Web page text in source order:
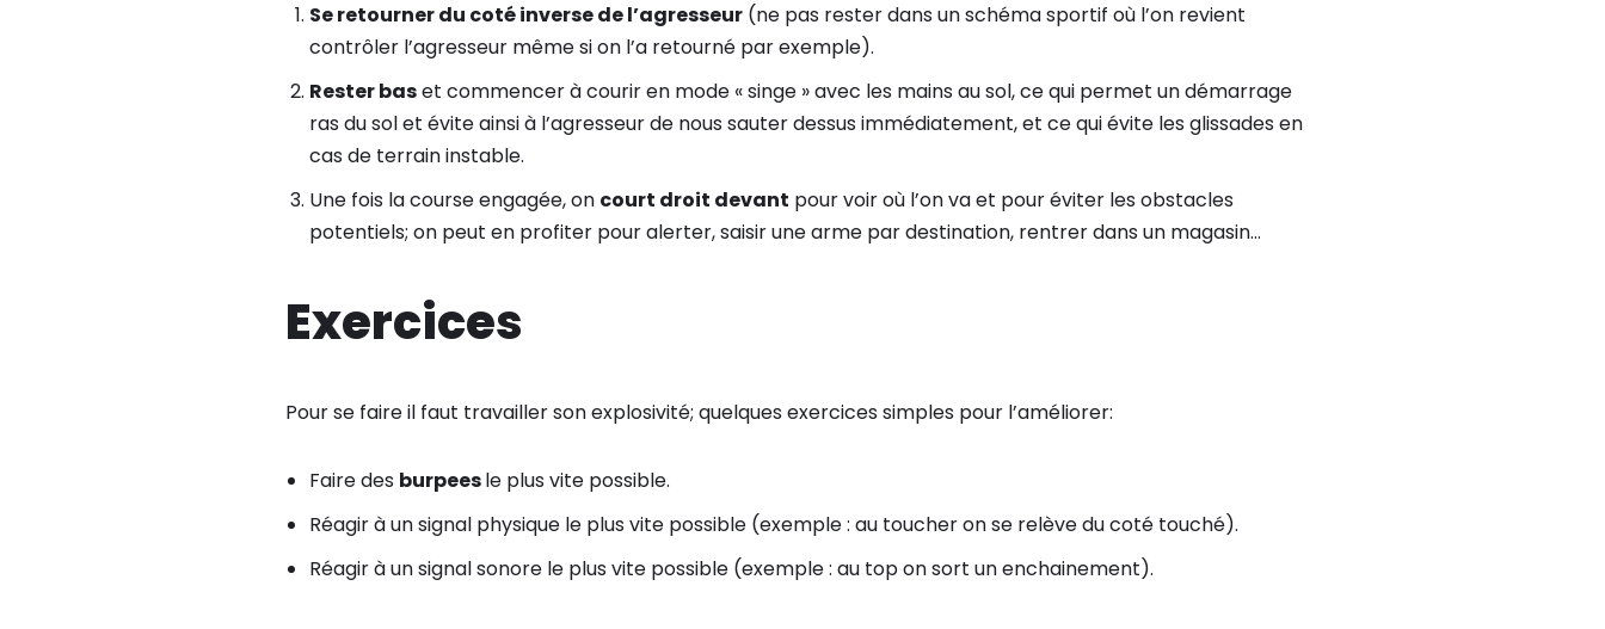
Se retourner du coté inverse de l’agresseur (ne pas rester dans un schéma sportif où l’on revient
contrôler l’agresseur même si on l’a retourné par exemple).
Rester baset commencer à courir en mode « singe » avec les mains au sol, ce qui permet un démarrage
ras du sol et évite ainsi à l’agresseur de nous sauter dessus immédiatement, et ce qui évite les glissades en
cas de terrain instable.
Une fois la course engagée, on court droit devant pour voir où l’on va et pour éviter les obstacles
potentiels; on peut en profiter pour alerter, saisir une arme par destination, rentrer dans un magasin…
Exercices
Pour se faire il faut travailler son explosivité; quelques exercices simples pour l’améliorer:
Faire des burpeesle plus vite possible.
Réagir à un signal physique le plus vite possible (exemple : au toucher on se relève du coté touché).
Réagir à un signal sonore le plus vite possible (exemple : au top on sort un enchainement).